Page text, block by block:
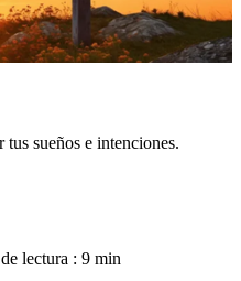
sueños e intenciones.
lectura : 9 min